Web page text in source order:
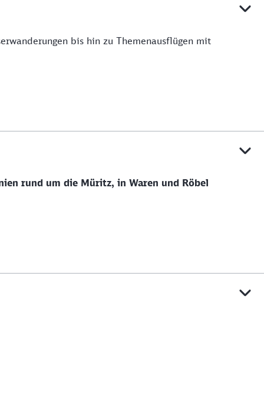
bis hin zu Themenausflügen mit
rund um die Müritz, in Waren und Röbel